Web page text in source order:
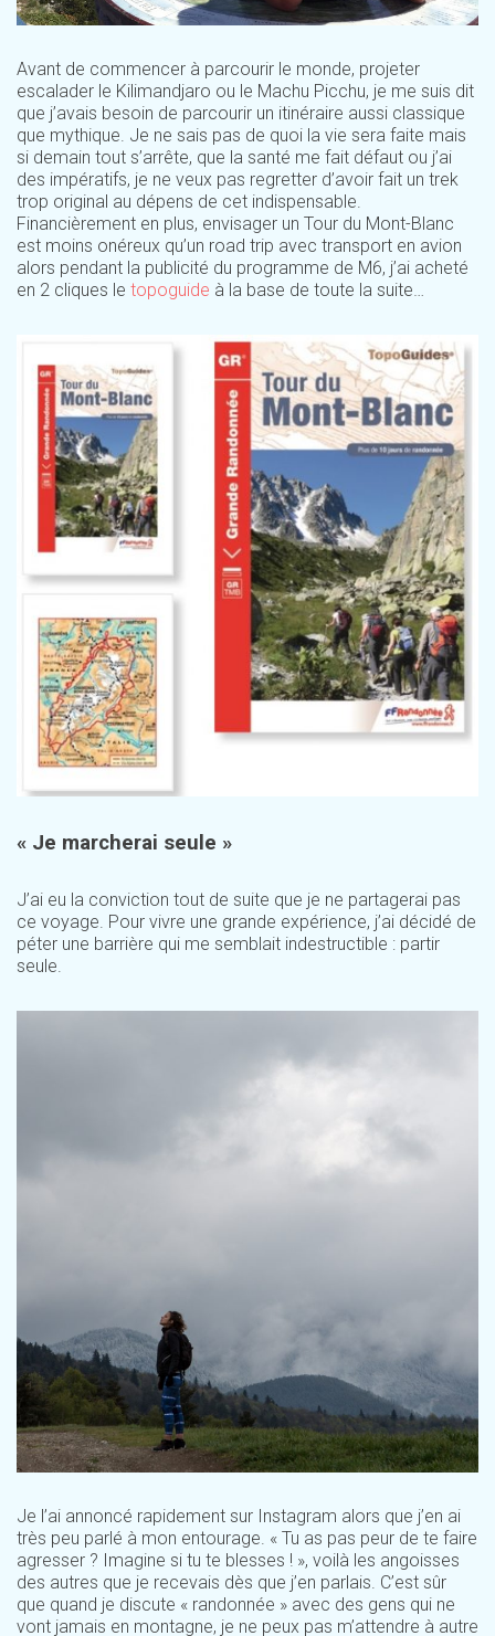
Avant de commencer à parcourir le monde, projeter
escalader le Kilimandjaro ou le Machu Picchu, je me suis dit
que j’avais besoin de parcourir un itinéraire aussi classique
que mythique. Je ne sais pas de quoi la vie sera faite mais
si demain tout s’arrête, que la santé me fait défaut ou j’ai
des impératifs, je ne veux pas regretter d’avoir fait un trek
trop original au dépens de cet indispensable.
Financièrement en plus, envisager un Tour du Mont-Blanc
est moins onéreux qu’un road trip avec transport en avion
alors pendant la publicité du programme de M6, j’ai acheté
en 2 cliques le topoguide à la base de toute la suite…
« Je marcherai seule »
J’ai eu la conviction tout de suite que je ne partagerai pas
ce voyage. Pour vivre une grande expérience, j’ai décidé de
péter une barrière qui me semblait indestructible : partir
seule.
Je l’ai annoncé rapidement sur Instagram alors que j’en ai
très peu parlé à mon entourage. « Tu as pas peur de te faire
agresser ? Imagine si tu te blesses ! », voilà les angoisses
des autres que je recevais dès que j’en parlais. C’est sûr
que quand je discute « randonnée » avec des gens qui ne
vont jamais en montagne, je ne peux pas m’attendre à autre